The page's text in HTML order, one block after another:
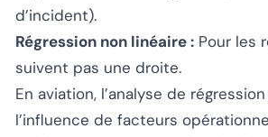
d’incident).
Régression non linéaire : Pour les
suivent pas une droite.
En aviation, l’analyse de
l’influence de facteurs